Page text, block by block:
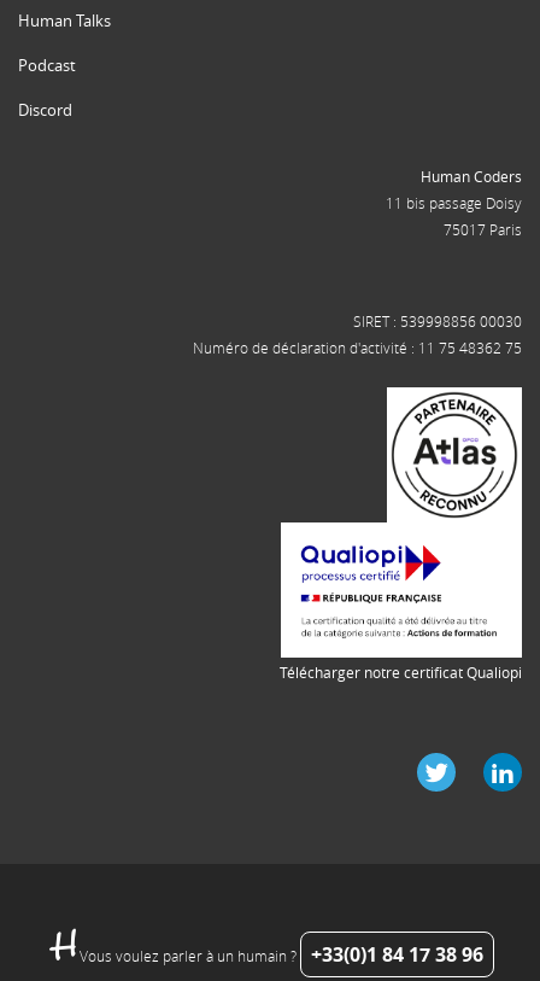
Human Talks
Podcast
Discord
Human Coders
11 bis passage Doisy
75017 Paris
SIRET : 539998856 00030
Numéro de déclaration d'activité : 11 75 48362 75
Télécharger notre certificat Qualiopi
Vous voulez parler à un humain ? +33(0)1 84 17 38 96